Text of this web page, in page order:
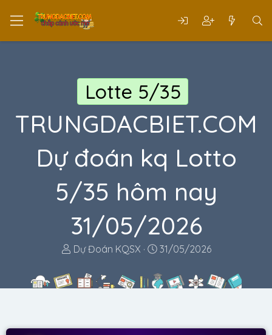
Lotte 5/35
TRUNGDACBIET.COM
Dự đoán kq Lotto
5/35 hôm nay
31/05/2026
T
e
s
Dự Đoán KQSX
N
à
y
i
31/05/2026